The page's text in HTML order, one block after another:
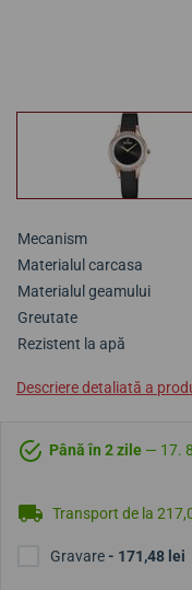
Mecanism
Materialul carcasa
Materialul geamului
Greutate
Rezistent la apă
Descriere detaliată a
Până în 2 zile — 17.
Transport de la
Gravare- 171,48 lei